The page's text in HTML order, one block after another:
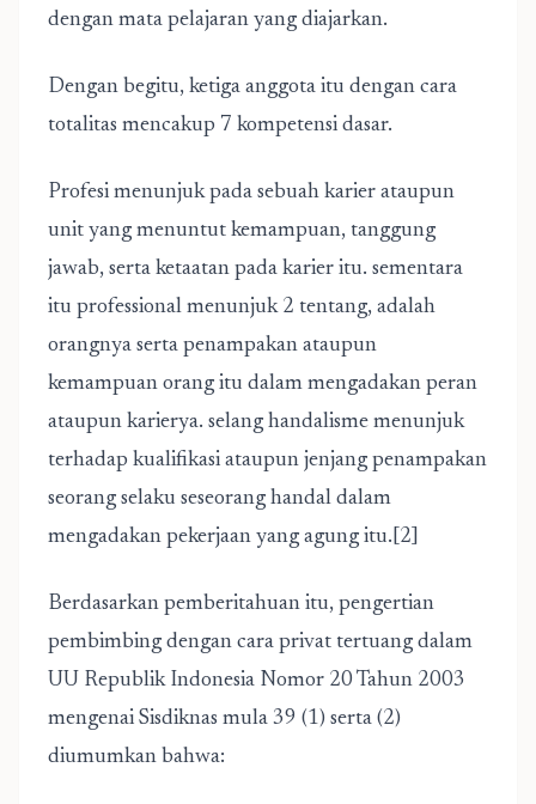
dengan mata pelajaran yang diajarkan.
Dengan begitu, ketiga anggota itu dengan cara
totalitas mencakup 7 kompetensi dasar.
Profesi menunjuk pada sebuah karier ataupun
unit yang menuntut kemampuan, tanggung
jawab, serta ketaatan pada karier itu. sementara
itu professional menunjuk 2 tentang, adalah
orangnya serta penampakan ataupun
kemampuan orang itu dalam mengadakan peran
ataupun karierya. selang handalisme menunjuk
terhadap kualifikasi ataupun jenjang penampakan
seorang selaku seseorang handal dalam
mengadakan pekerjaan yang agung itu.[2]
Berdasarkan pemberitahuan itu, pengertian
pembimbing dengan cara privat tertuang dalam
UU Republik Indonesia Nomor 20 Tahun 2003
mengenai Sisdiknas mula 39 (1) serta (2)
diumumkan bahwa: